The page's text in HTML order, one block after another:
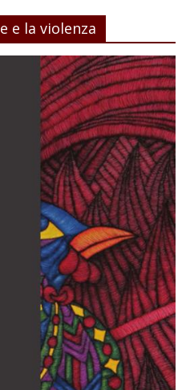
e la violenza